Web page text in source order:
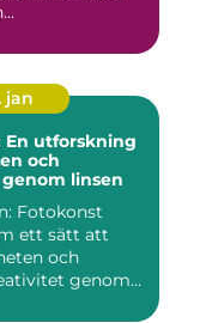
jan
En utforskning
och
linsen
Fotokonst
ett sätt att
och
genom